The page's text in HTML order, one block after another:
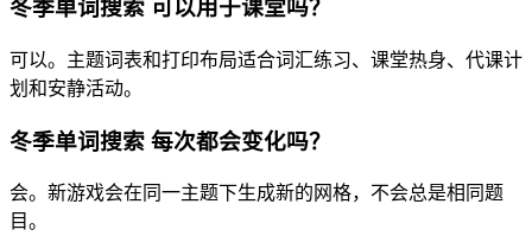
冬季单词搜索 可以用于课堂吗？
可以。主题词表和打印布局适合词汇练习、课堂热身、代课计
划和安静活动。
冬季单词搜索 每次都会变化吗？
会。新游戏会在同一主题下生成新的网格，不会总是相同题
目。